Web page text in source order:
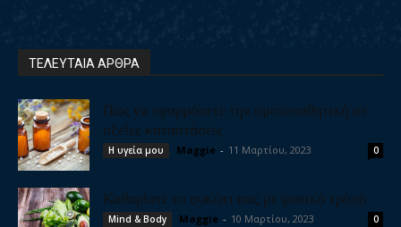
ΤΕΛΕΥΤΑΙΑ ΑΡΘΡΑ
Πως να εφαρμόσετε την ομοιοπαθητική σε
οξείες καταστάσεις
Η υγεία μου Maggie - 11 Μαρτίου, 2023 0
Καθαρίστε το συκώτι σας με φυσικό τρόπο
Mind & Body Maggie - 10 Μαρτίου, 2023 0